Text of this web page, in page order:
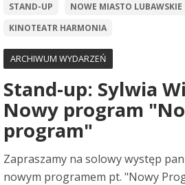
STAND-UP
NOWE MIASTO LUBAWSKIE
KINOTEATR HARMONIA
ARCHIWUM WYDARZEŃ
Stand-up: Sylwia
Nowy program
program"
Zapraszamy na solowy występ
nowym programem pt. "Nowy